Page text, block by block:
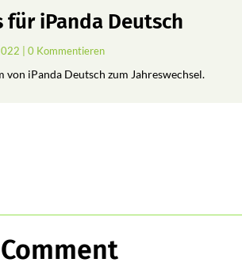
für iPanda Deutsch
| 0 Kommentieren
von iPanda Deutsch zum Jahreswechsel.